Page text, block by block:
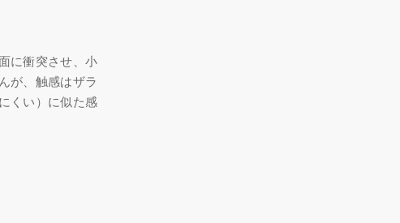
に衝突させ、小
が、触感はザラ
くい）に似た感